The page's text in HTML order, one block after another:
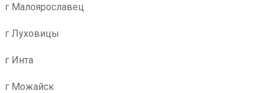
г Малоярославец
г Луховицы
г Инта
г Можайск